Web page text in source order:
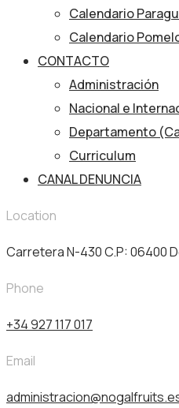
Calendario
Calendario
CONTACTO
Administración
Nacional e
Departamento
Curriculum
CANAL DENUNCIA
Location
Carretera N-430 C.P: 06400
Phone
+34 927 117 017
Email